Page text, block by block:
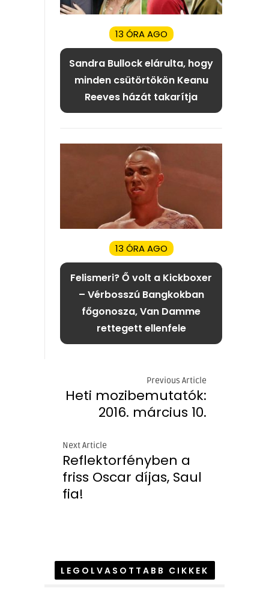
13 ÓRA AGO
Sandra Bullock elárulta, hogy
minden csütörtökön Keanu
Reeves házát takarítja
13 ÓRA AGO
Felismeri? Ő volt a Kickboxer
– Vérbosszú Bangkokban
főgonosza, Van Damme
rettegett ellenfele
Previous Article
Heti mozibemutatók:
2016. március 10.
Next Article
Reflektorfényben a
friss Oscar díjas, Saul
fia!
LEGOLVASOTTABB CIKKEK